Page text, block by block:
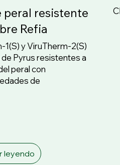
peral resistente
Refia
1(S) y ViruTherm-2(S)
Pyrus resistentes a
peral con
de
leyendo